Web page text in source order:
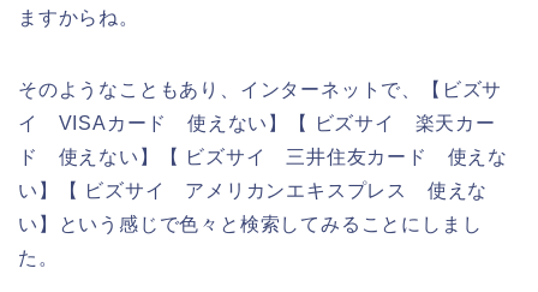
ますからね。
そのようなこともあり、インターネットで、【ビズサ
イ VISAカード 使えない】【 ビズサイ 楽天カー
ド 使えない】【 ビズサイ 三井住友カード 使えな
い】【 ビズサイ アメリカンエキスプレス 使えな
い】という感じで色々と検索してみることにしまし
た。